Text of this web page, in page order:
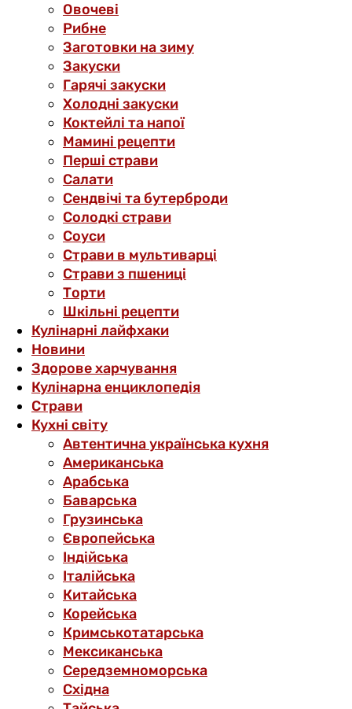
Овочеві
Рибне
Заготовки на зиму
Закуски
Гарячі закуски
Холодні закуски
Коктейлі та напої
Мамині рецепти
Перші страви
Салати
Сендвічі та бутерброди
Солодкі страви
Соуси
Страви в мультиварці
Страви з пшениці
Торти
Шкільні рецепти
Кулінарні лайфхаки
Новини
Здорове харчування
Кулінарна енциклопедія
Страви
Кухні світу
Автентична українська кухня
Американська
Арабська
Баварська
Грузинська
Європейська
Індійська
Італійська
Китайська
Корейська
Кримськотатарська
Мексиканська
Середземноморська
Східна